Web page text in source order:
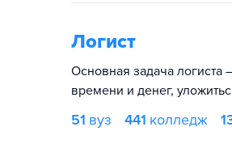
Логист
Основная задача логиста
времени и денег,
51 вуз 441 колледж